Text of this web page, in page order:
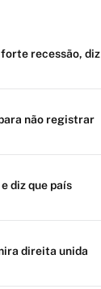
recessão, diz
não registrar
diz que país
direita unida